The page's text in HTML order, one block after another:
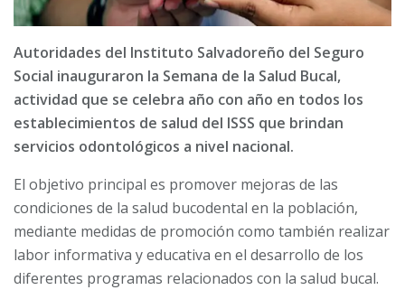
Autoridades del Instituto Salvadoreño del Seguro
Social inauguraron la Semana de la Salud Bucal,
actividad que se celebra año con año en todos los
establecimientos de salud del ISSS que brindan
servicios odontológicos a nivel nacional.
El objetivo principal es promover mejoras de las
condiciones de la salud bucodental en la población,
mediante medidas de promoción como también realizar
labor informativa y educativa en el desarrollo de los
diferentes programas relacionados con la salud bucal.